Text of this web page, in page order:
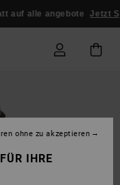
auf alle angebote Jetzt
IHRE
ohne zu akzeptieren